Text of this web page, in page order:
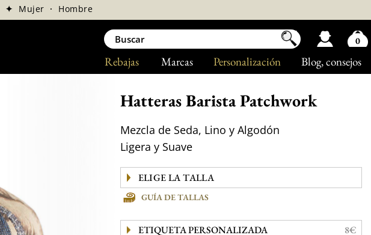
Blog, consejos
Personalización
Marcas
Rebajas
✦ Mujer · Hombre
Hatteras Barista Patchwork
Mezcla de Seda, Lino y Algodón
Ligera y Suave
GUÍA DE TALLAS
ETIQUETA PERSONALIZADA 8€
0